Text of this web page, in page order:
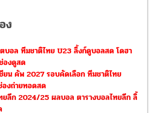
ง
บอล ทีมชาติไทย U23 ลิ้งก์ดูบอลสด โดฮา
องดูสด
ยน คัพ 2027 รอบคัดเลือก ทีมชาติไทย
องถ่ายทอดสด
ยลีก 2024/25 ผลบอล ตารางบอลไทยลีก ลิ้